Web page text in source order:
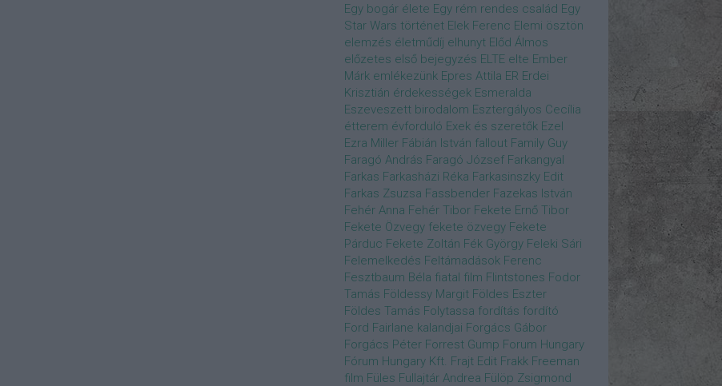
Egy bogár élete Egy rém rendes család Egy
Star Wars történet Elek Ferenc Elemi ösztön
elemzés életműdíj elhunyt Előd Álmos
előzetes első bejegyzés ELTE elte Ember
Márk emlékezünk Epres Attila ER Erdei
Krisztián érdekességek Esmeralda
Eszeveszett birodalom Esztergályos Cecília
étterem évforduló Exek és szeretők Ezel
Ezra Miller Fábián István fallout Family Guy
Faragó András Faragó József Farkangyal
Farkas Farkasházi Réka Farkasinszky Edit
Farkas Zsuzsa Fassbender Fazekas István
Fehér Anna Fehér Tibor Fekete Ernő Tibor
Fekete Özvegy fekete özvegy Fekete
Párduc Fekete Zoltán Fék György Feleki Sári
Felemelkedés Feltámadások Ferenc
Fesztbaum Béla fiatal film Flintstones Fodor
Tamás Földessy Margit Földes Eszter
Földes Tamás Folytassa fordítás fordító
Ford Fairlane kalandjai Forgács Gábor
Forgács Péter Forrest Gump Forum Hungary
Fórum Hungary Kft. Frajt Edit Frakk Freeman
film Füles Fullajtár Andrea Fülöp Zsigmond